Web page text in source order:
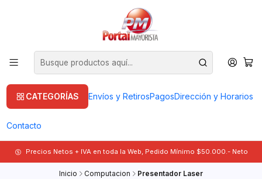
CATEGORÍAS Envíos y RetirosPagosDirección y Horarios
Contacto
Precios Netos + IVA en toda la Web, Pedido Mínimo $50.000.- Neto
Inicio Computacion Presentador Laser